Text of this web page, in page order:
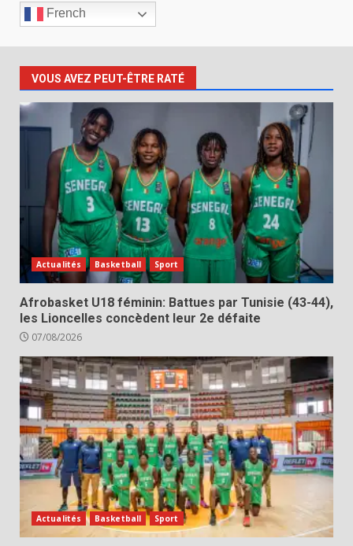
French
VOUS AVEZ PEUT-ÊTRE RATÉ
Actualités Basketball Sport
Afrobasket U18 féminin: Battues par Tunisie (43-44),
les Lioncelles concèdent leur 2e défaite
07/08/2026
Actualités Basketball Sport